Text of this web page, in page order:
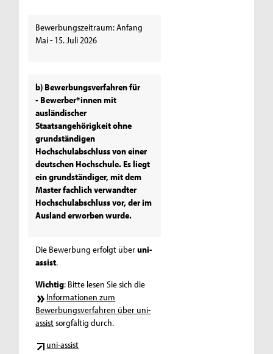
Bewerbungszeitraum: Anfang
Mai - 15. Juli 2026
b) Bewerbungsverfahren für
- Bewerber*innen mit
ausländischer
Staatsangehörigkeit ohne
grundständigen
Hochschulabschluss von einer
deutschen Hochschule. Es liegt
ein grundständiger, mit dem
Master fachlich verwandter
Hochschulabschluss vor, der im
Ausland erworben wurde.
Die Bewerbung erfolgt überuni-
assist.
Wichtig: Bitte lesen Sie sich die
Informationen zum
Bewerbungsverfahren über uni-
assistsorgfältig durch.
uni-assist